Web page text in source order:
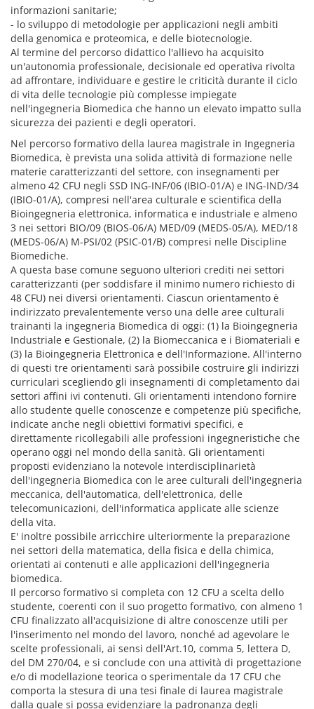
informazioni sanitarie;
- lo sviluppo di metodologie per applicazioni negli ambiti
della genomica e proteomica, e delle biotecnologie.
Al termine del percorso didattico l'allievo ha acquisito
un'autonomia professionale, decisionale ed operativa rivolta
ad affrontare, individuare e gestire le criticità durante il ciclo
di vita delle tecnologie più complesse impiegate
nell'ingegneria Biomedica che hanno un elevato impatto sulla
sicurezza dei pazienti e degli operatori.
Nel percorso formativo della laurea magistrale in Ingegneria
Biomedica, è prevista una solida attività di formazione nelle
materie caratterizzanti del settore, con insegnamenti per
almeno 42 CFU negli SSD ING-INF/06 (IBIO-01/A) e ING-IND/34
(IBIO-01/A), compresi nell'area culturale e scientifica della
Bioingegneria elettronica, informatica e industriale e almeno
3 nei settori BIO/09 (BIOS-06/A) MED/09 (MEDS-05/A), MED/18
(MEDS-06/A) M-PSI/02 (PSIC-01/B) compresi nelle Discipline
Biomediche.
A questa base comune seguono ulteriori crediti nei settori
caratterizzanti (per soddisfare il minimo numero richiesto di
48 CFU) nei diversi orientamenti. Ciascun orientamento è
indirizzato prevalentemente verso una delle aree culturali
trainanti la ingegneria Biomedica di oggi: (1) la Bioingegneria
Industriale e Gestionale, (2) la Biomeccanica e i Biomateriali e
(3) la Bioingegneria Elettronica e dell'Informazione. All'interno
di questi tre orientamenti sarà possibile costruire gli indirizzi
curriculari scegliendo gli insegnamenti di completamento dai
settori affini ivi contenuti. Gli orientamenti intendono fornire
allo studente quelle conoscenze e competenze più specifiche,
indicate anche negli obiettivi formativi specifici, e
direttamente ricollegabili alle professioni ingegneristiche che
operano oggi nel mondo della sanità. Gli orientamenti
proposti evidenziano la notevole interdisciplinarietà
dell'ingegneria Biomedica con le aree culturali dell'ingegneria
meccanica, dell'automatica, dell'elettronica, delle
telecomunicazioni, dell'informatica applicate alle scienze
della vita.
E' inoltre possibile arricchire ulteriormente la preparazione
nei settori della matematica, della fisica e della chimica,
orientati ai contenuti e alle applicazioni dell'ingegneria
biomedica.
Il percorso formativo si completa con 12 CFU a scelta dello
studente, coerenti con il suo progetto formativo, con almeno 1
CFU finalizzato all'acquisizione di altre conoscenze utili per
l'inserimento nel mondo del lavoro, nonché ad agevolare le
scelte professionali, ai sensi dell'Art.10, comma 5, lettera D,
del DM 270/04, e si conclude con una attività di progettazione
e/o di modellazione teorica o sperimentale da 17 CFU che
comporta la stesura di una tesi finale di laurea magistrale
dalla quale si possa evidenziare la padronanza degli